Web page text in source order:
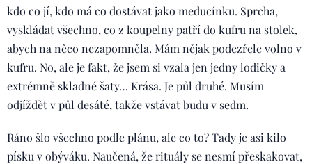
kdo co jí, kdo má co dostávat jako meducínku. Sprcha,
vyskládat všechno, co z koupelny patří do kufru na stolek,
abych na něco nezapomněla. Mám nějak podezřele volno v
kufru. No, ale je fakt, že jsem si vzala jen jedny lodičky a
extrémně skladné šaty… Krása. Je půl druhé. Musím
odjíždět v půl desáté, takže vstávat budu v sedm.
Ráno šlo všechno podle plánu, ale co to? Tady je asi kilo
písku v obýváku. Naučená, že rituály se nesmí přeskakovat,